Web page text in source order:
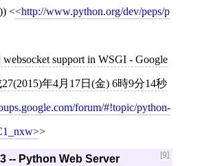
< http://www.python.org/dev/peps/p
websocket support in WSGI - Google
年4月17日(金) 6時9分14秒
forum/#!topic/python-
>
[9]
-- Python Web Server